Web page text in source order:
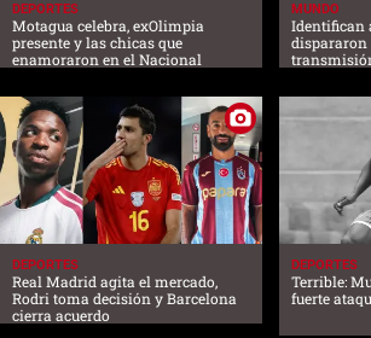
DEPORTES
Motagua celebra, exOlimpia
presente y las chicas que
enamoraron en el Nacional
MUNDO
Identifican
dispararon
DEPORTES
Real Madrid agita el mercado,
Rodri toma decisión y Barcelona
cierra acuerdo
DEPORTES
Terrible:
fuerte